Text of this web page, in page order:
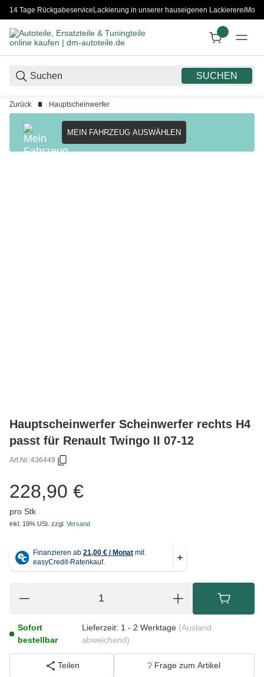
14 Tage RückgabeserviceLackierung in unserer hauseigenen Lackiererei
SUCHEN
Zurück Hauptscheinwerfer
MEIN FAHRZEUG AUSWÄHLEN
Hauptscheinwerfer Scheinwerfer rechts H4
passt für Renault Twingo II 07-12
Art.Nr.:436449
228,90 €
pro Stk
inkl. 19% USt. zzgl. Versand
Sofort
bestellbar
Lieferzeit: 1 - 2 Werktage (Ausland
abweichend)
Teilen Frage zum Artikel